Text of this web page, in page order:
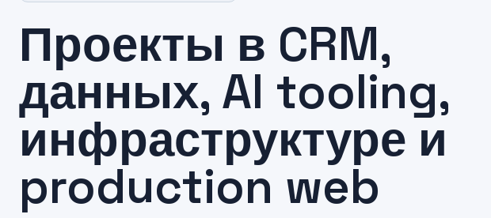
Проекты в CRM,
данных, AI tooling,
инфраструктуре и
production web